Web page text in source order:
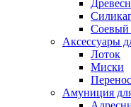
Соевый
Аксессуары
Лоток
Миски
Амуниция